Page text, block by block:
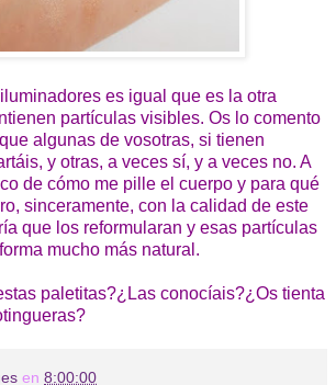
es igual que es la otra
partículas visibles. Os lo comento
algunas de vosotras, si tienen
y otras, a veces sí, y a veces no. A
de cómo me pille el cuerpo y para qué
sinceramente, con la calidad de este
que los reformularan y esas partículas
mucho más natural.
paletitas?¿Las conocíais?¿Os tienta
en 8:00:00